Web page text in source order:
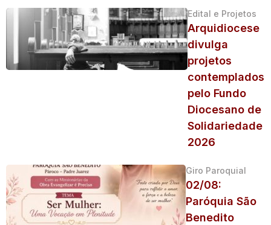
Edital e Projetos
Arquidiocese
divulga
projetos
contemplados
pelo Fundo
Diocesano de
Solidariedade
2026
Giro Paroquial
02/08:
Paróquia São
Benedito